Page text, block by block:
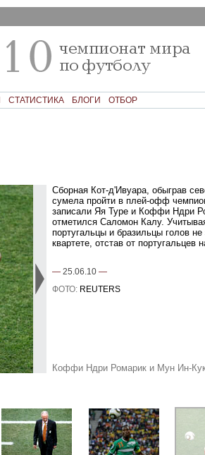
СТАТИСТИКА БЛОГИ ОТБОР
Сборная Кот-д'Ивуара, обыграв
сумела пройти в плей-офф
записали Яя Туре и Коффи Ндри
отметился Саломон Калу.
португальцы и бразильцы голов
квартете, отстав от португальцев
— 25.06.10 —
ФОТО: REUTERS
Коффи Ндри Ромарик и Мун Ин-